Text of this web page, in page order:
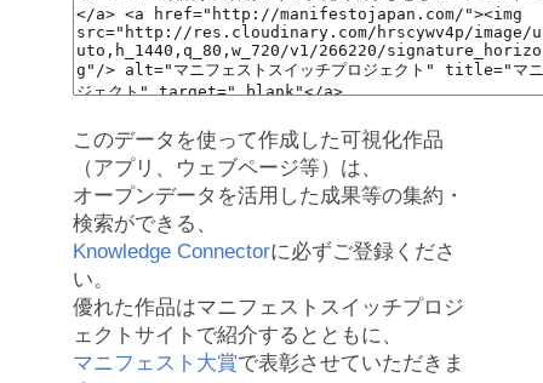
このデータを使って作成した可視化作品
（アプリ、ウェブページ等）は、
オープンデータを活用した成果等の集約・
検索ができる、
Knowledge Connectorに必ずご登録くださ
い。
優れた作品はマニフェストスイッチプロジ
ェクトサイトで紹介するとともに、
マニフェスト大賞で表彰させていただきま